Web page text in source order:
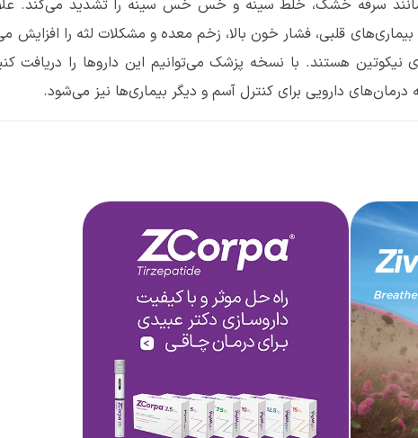
سرفه خشک، خلط سینه و خس خس سینه را تشدید می‌کند.
بیماری‌های قلبی، فشار خون بالا، زخم معده و مشکلات لثه را
نیکوتین هستند. با نسخه پزشک می‌توانیم این داروها را
دارویی برای کنترل آسم و دیگر بیماری‌ها نیز می‌شود.